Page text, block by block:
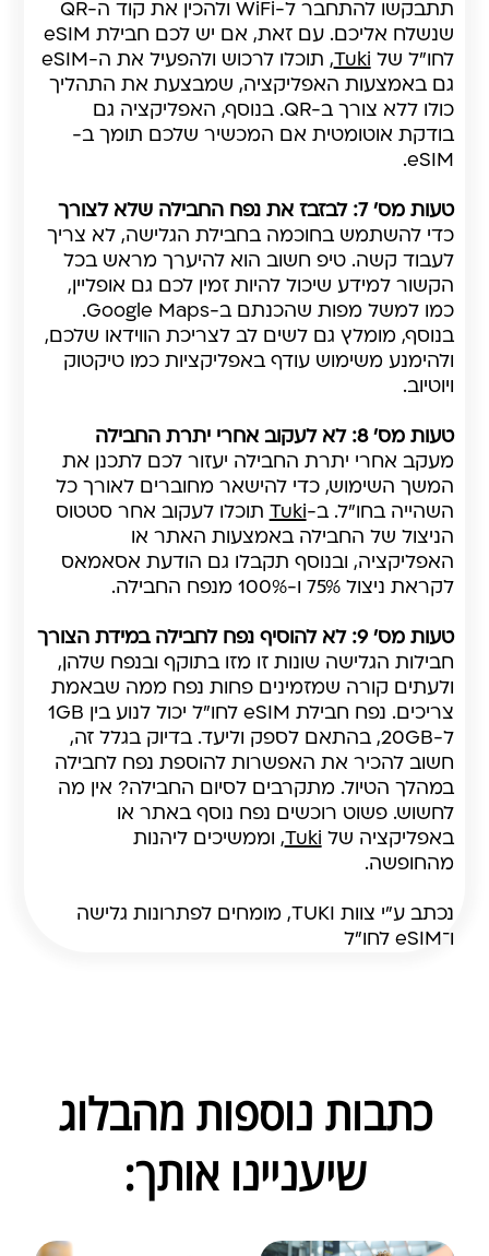
תתבקשו להתחבר ל-WiFi ולהכין את קוד ה-QR
שנשלח אליכם. עם זאת, אם יש לכם חבילת eSIM
לחו"ל של Tuki
גם באמצעות האפליקציה, שמבצעת את התהליך
כולו ללא צורך ב-QR. בנוסף, האפליקציה גם
בודקת אוטומטית אם המכשיר שלכם תומך ב-
eSIM.
טעות מס' 7: לבזבז את נפח החבילה שלא לצורך
כדי להשתמש בחוכמה בחבילת הגלישה, לא צריך
לעבוד קשה. טיפ חשוב הוא להיערך מראש בכל
הקשור למידע שיכול להיות זמין לכם גם אופליין,
כמו למשל מפות שהכנתם ב-Google Maps.
בנוסף, מומלץ גם לשים לב לצריכת הווידאו שלכם,
ולהימנע משימוש עודף באפליקציות כמו טיקטוק
ויוטיוב.
טעות מס' 8: לא לעקוב אחרי יתרת החבילה
מעקב אחרי יתרת החבילה יעזור לכם לתכנן את
המשך השימוש, כדי להישאר מחוברים לאורך כל
השהייה בחו"ל. ב-Tuki תוכלו לעקוב אחר סטטוס
הניצול של החבילה באמצעות האתר או
האפליקציה, ובנוסף תקבלו גם הודעת אסאמאס
לקראת ניצול 75% ו-100% מנפח החבילה.
טעות מס' 9: לא להוסיף נפח לחבילה במידת הצורך
חבילות הגלישה שונות זו מזו בתוקף ובנפח שלהן,
ולעתים קורה שמזמינים פחות נפח ממה שבאמת
צריכים. נפח חבילת eSIM לחו"ל יכול לנוע בין 1GB
ל-20GB, בהתאם לספק וליעד. בדיוק בגלל זה,
חשוב להכיר את האפשרות להוספת נפח לחבילה
במהלך הטיול. מתקרבים לסיום החבילה? אין מה
לחשוש. פשוט רוכשים נפח נוסף באתר או
באפליקציה של Tuki, וממשיכים ליהנות
מהחופשה.
נכתב ע"י צוות TUKI, מומחים לפתרונות גלישה
ו־eSIM לחו"ל
כתבות נוספות מהבלוג
שיעניינו אותך: